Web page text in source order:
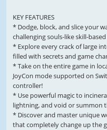
KEY FEATURES
* Dodge, block, and slice your
challenging souls-like skill-
* Explore every crack of large
filled with secrets and game
* Take on the entire game in
JoyCon mode supported on
controller!
* Use powerful magic to
lightning, and void or summon
* Discover and master unique
that completely change up the